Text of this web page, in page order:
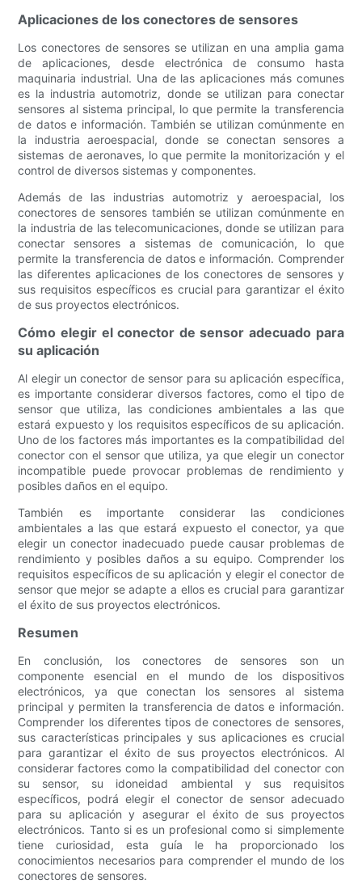
Aplicaciones de los conectores de sensores
Los conectores de sensores se utilizan en una amplia gama
de aplicaciones, desde electrónica de consumo hasta
maquinaria industrial. Una de las aplicaciones más comunes
es la industria automotriz, donde se utilizan para conectar
sensores al sistema principal, lo que permite la transferencia
de datos e información. También se utilizan comúnmente en
la industria aeroespacial, donde se conectan sensores a
sistemas de aeronaves, lo que permite la monitorización y el
control de diversos sistemas y componentes.
Además de las industrias automotriz y aeroespacial, los
conectores de sensores también se utilizan comúnmente en
la industria de las telecomunicaciones, donde se utilizan para
conectar sensores a sistemas de comunicación, lo que
permite la transferencia de datos e información. Comprender
las diferentes aplicaciones de los conectores de sensores y
sus requisitos específicos es crucial para garantizar el éxito
de sus proyectos electrónicos.
Cómo elegir el conector de sensor adecuado para
su aplicación
Al elegir un conector de sensor para su aplicación específica,
es importante considerar diversos factores, como el tipo de
sensor que utiliza, las condiciones ambientales a las que
estará expuesto y los requisitos específicos de su aplicación.
Uno de los factores más importantes es la compatibilidad del
conector con el sensor que utiliza, ya que elegir un conector
incompatible puede provocar problemas de rendimiento y
posibles daños en el equipo.
También es importante considerar las condiciones
ambientales a las que estará expuesto el conector, ya que
elegir un conector inadecuado puede causar problemas de
rendimiento y posibles daños a su equipo. Comprender los
requisitos específicos de su aplicación y elegir el conector de
sensor que mejor se adapte a ellos es crucial para garantizar
el éxito de sus proyectos electrónicos.
Resumen
En conclusión, los conectores de sensores son un
componente esencial en el mundo de los dispositivos
electrónicos, ya que conectan los sensores al sistema
principal y permiten la transferencia de datos e información.
Comprender los diferentes tipos de conectores de sensores,
sus características principales y sus aplicaciones es crucial
para garantizar el éxito de sus proyectos electrónicos. Al
considerar factores como la compatibilidad del conector con
su sensor, su idoneidad ambiental y sus requisitos
específicos, podrá elegir el conector de sensor adecuado
para su aplicación y asegurar el éxito de sus proyectos
electrónicos. Tanto si es un profesional como si simplemente
tiene curiosidad, esta guía le ha proporcionado los
conocimientos necesarios para comprender el mundo de los
conectores de sensores.